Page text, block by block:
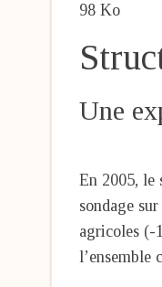
98 Ko
Une
En 2005, le
sondage
agricoles (-
l’ensemble